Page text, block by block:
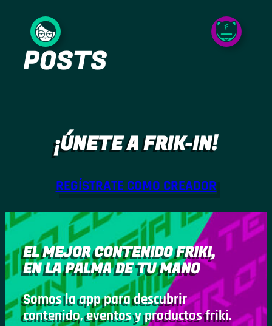
contenido
POSTS
¡ÚNETE A FRIK-IN!
REGÍSTRATE COMO CREADOR
EL MEJOR CONTENIDO FRIKI,
EN LA PALMA DE TU MANO
Somos la app para descubrir
contenido, eventos y productos friki.